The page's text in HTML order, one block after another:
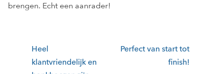
brengen. Echt een aanrader!
Bericht
navigatie
Heel
klantvriendelijk en
Perfect van start tot
finish!